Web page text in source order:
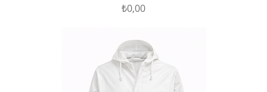
Fiyat
₺0,00